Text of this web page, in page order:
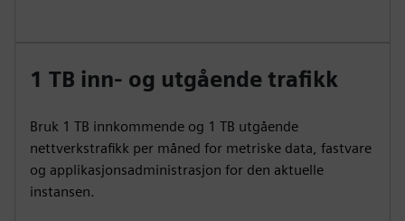
1 TB inn- og utgående trafikk
Bruk 1 TB innkommende og 1 TB utgående
nettverkstrafikk per måned for metriske data, fastvare
og applikasjonsadministrasjon for den aktuelle
instansen.